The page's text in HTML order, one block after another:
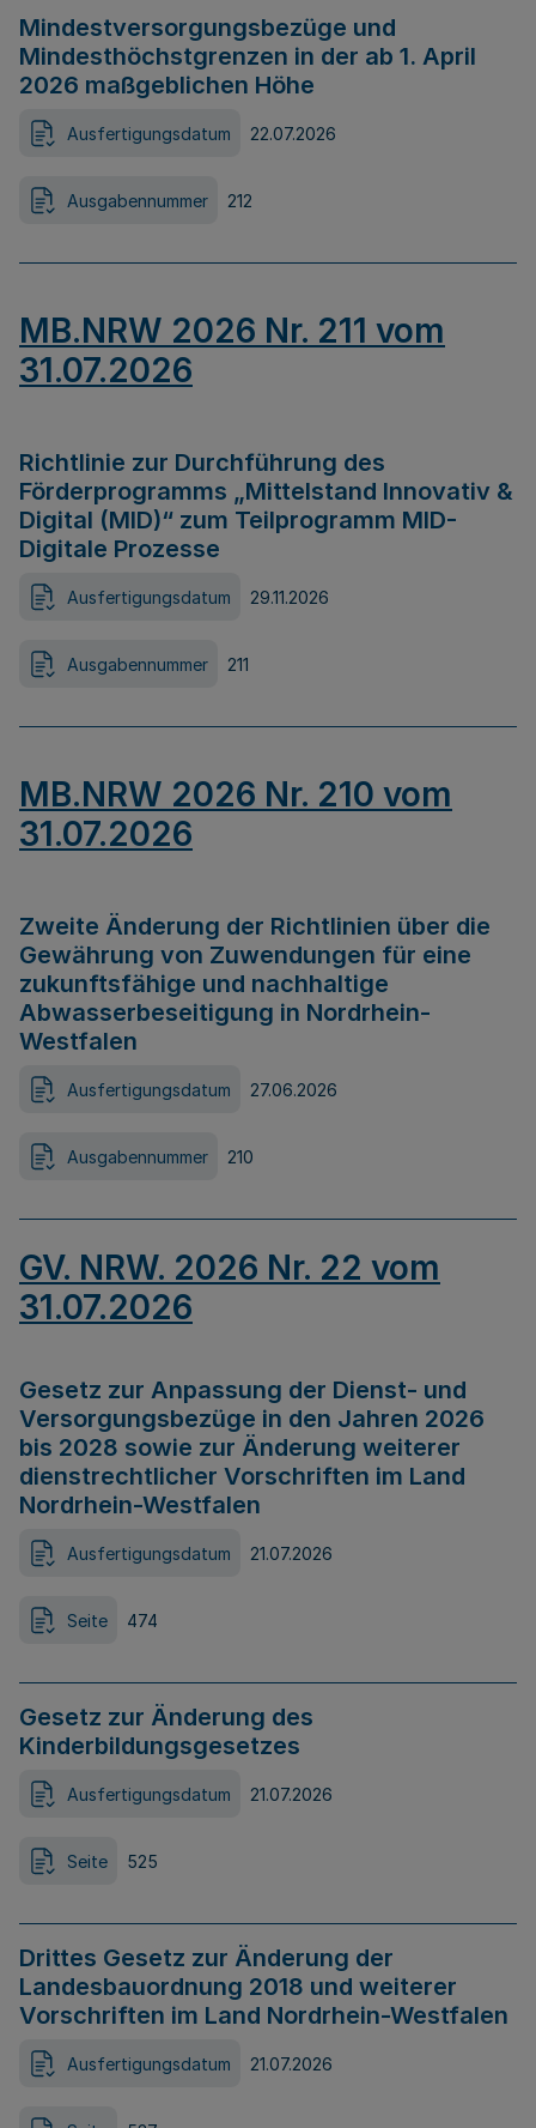
Mindestversorgungsbezüge und
Mindesthöchstgrenzen in der ab 1. April
2026 maßgeblichen Höhe
Ausfertigungsdatum 22.07.2026
Ausgabennummer 212
MB.NRW 2026 Nr. 211 vom
31.07.2026
Richtlinie zur Durchführung des
Förderprogramms „Mittelstand Innovativ &
Digital (MID)“ zum Teilprogramm MID-
Digitale Prozesse
Ausfertigungsdatum 29.11.2026
Ausgabennummer 211
MB.NRW 2026 Nr. 210 vom
31.07.2026
Zweite Änderung der Richtlinien über die
Gewährung von Zuwendungen für eine
zukunftsfähige und nachhaltige
Abwasserbeseitigung in Nordrhein-
Westfalen
Ausfertigungsdatum 27.06.2026
Ausgabennummer 210
GV. NRW. 2026 Nr. 22 vom
31.07.2026
Gesetz zur Anpassung der Dienst- und
Versorgungsbezüge in den Jahren 2026
bis 2028 sowie zur Änderung weiterer
dienstrechtlicher Vorschriften im Land
Nordrhein-Westfalen
Ausfertigungsdatum 21.07.2026
Seite 474
Gesetz zur Änderung des
Kinderbildungsgesetzes
Ausfertigungsdatum 21.07.2026
Seite 525
Drittes Gesetz zur Änderung der
Landesbauordnung 2018 und weiterer
Vorschriften im Land Nordrhein-Westfalen
Ausfertigungsdatum 21.07.2026